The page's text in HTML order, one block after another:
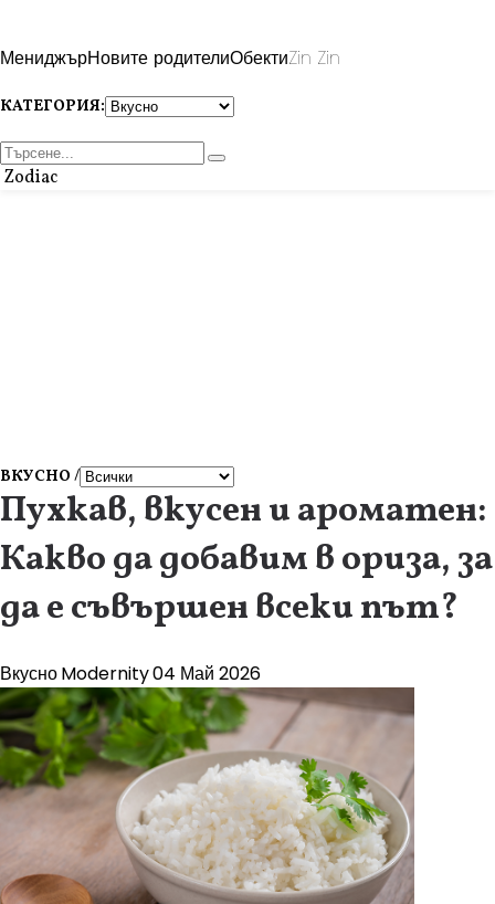
МениджърНовите родителиОбектиZin Zin
КАТЕГОРИЯ:
Zodiac
ВКУСНО /
Пухкав, вкусен и ароматен:
Какво да добавим в ориза, за
да е съвършен всеки път?
ВкусноModernity04 Май 2026